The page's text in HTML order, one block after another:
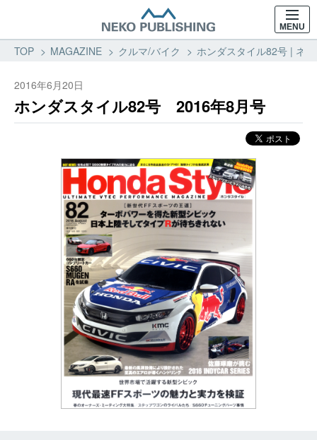
MENU
TOP MAGAZINE クルマ/バイク ホンダスタイル82号 | ネ
2016年6月20日
ホンダスタイル82号 2016年8月号